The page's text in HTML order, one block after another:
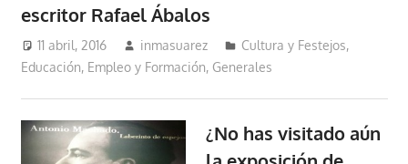
escritor Rafael Ábalos
11 abril, 2016 inmasuarez Cultura y Festejos,
Educación, Empleo y Formación, Generales
¿No has visitado aún